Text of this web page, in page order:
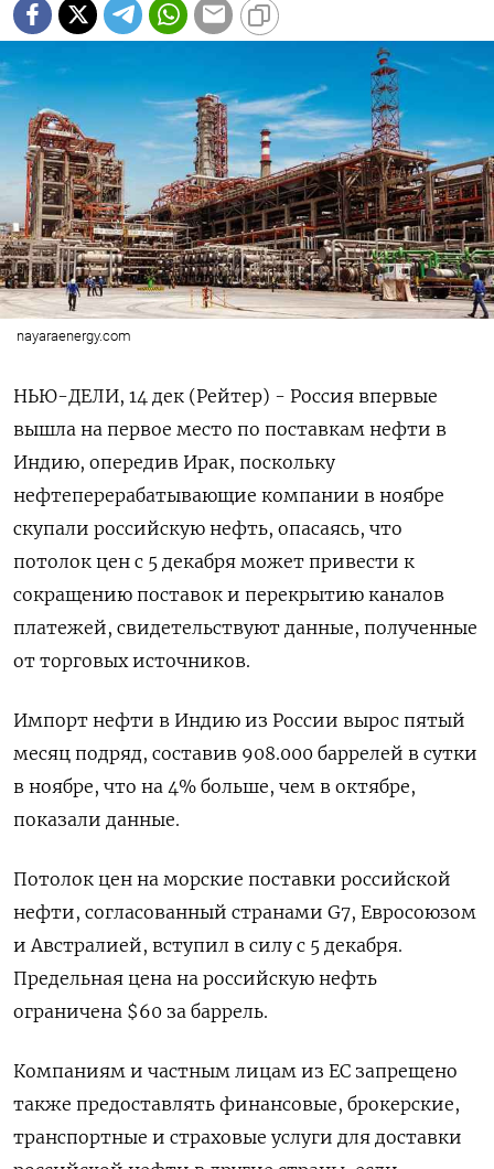
nayaraenergy.com
НЬЮ-ДЕЛИ, 14 дек (Рейтер) - Россия впервые
вышла на первое место по поставкам нефти в
Индию, опередив Ирак, поскольку
нефтеперерабатывающие компании в ноябре
скупали российскую нефть, опасаясь, что
потолок цен с 5 декабря может привести к
сокращению поставок и перекрытию каналов
платежей, свидетельствуют данные, полученные
от торговых источников.
Импорт нефти в Индию из России вырос пятый
месяц подряд, составив 908.000 баррелей в сутки
в ноябре, что на 4% больше, чем в октябре,
показали данные.
Потолок цен на морские поставки российской
нефти, согласованный странами G7, Евросоюзом
и Австралией, вступил в силу с 5 декабря.
Предельная цена на российскую нефть
ограничена $60 за баррель.
Компаниям и частным лицам из ЕС запрещено
также предоставлять финансовые, брокерские,
транспортные и страховые услуги для доставки